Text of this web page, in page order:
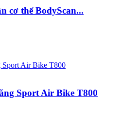
cơ thể BodyScan...
Sport Air Bike T800